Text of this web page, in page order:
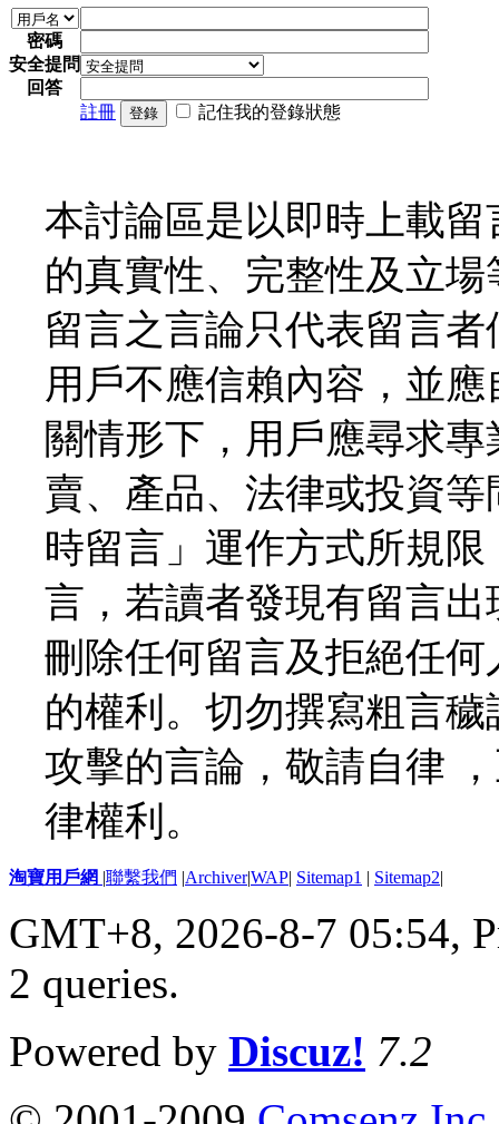
密碼
安全提問
回答
註冊
登錄 記住我的登錄狀態
本討論區是以即時上載
的真實性、完整性及立
留言之言論只代表留言
用戶不應信賴內容，並
關情形下，用戶應尋求
賣、產品、法律或投資
時留言」運作方式所規
言，若讀者發現有留言
刪除任何留言及拒絕任
的權利。切勿撰寫粗言
攻擊的言論，敬請自律
律權利。
淘寶用戶網 |聯繫我們 |Archiver|WAP| Sitemap1 | Sitemap2|
GMT+8, 2026-8-7 05:54,
2 queries.
Powered by Discuz! 7.2